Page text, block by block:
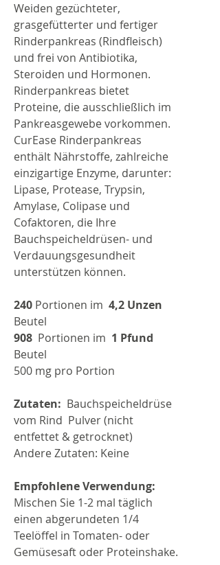
Weiden gezüchteter,
grasgefütterter und fertiger
Rinderpankreas (Rindfleisch)
und frei von Antibiotika,
Steroiden und Hormonen.
Rinderpankreas bietet
Proteine, die ausschließlich im
Pankreasgewebe vorkommen.
CurEase Rinderpankreas
enthält Nährstoffe, zahlreiche
einzigartige Enzyme, darunter:
Lipase, Protease, Trypsin,
Amylase, Colipase und
Cofaktoren, die Ihre
Bauchspeicheldrüsen- und
Verdauungsgesundheit
unterstützen können.
240 Portionen im 4,2 Unzen
Beutel
908 Portionen im 1 Pfund
Beutel
500 mg pro Portion
Zutaten: Bauchspeicheldrüse
vom Rind Pulver (nicht
entfettet & getrocknet)
Andere Zutaten: Keine
Empfohlene Verwendung:
Mischen Sie 1-2 mal täglich
einen abgerundeten 1/4
Teelöffel in Tomaten- oder
Gemüsesaft oder Proteinshake.